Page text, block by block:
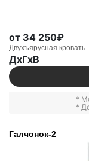
от 34 250₽
Двухъярусная кровать
ДxГxВ
*
*
Галчонок-2